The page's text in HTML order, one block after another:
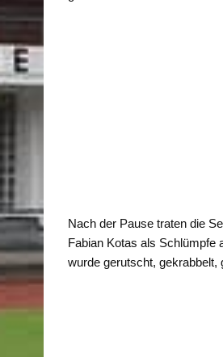
Nach der Pause traten die
Fabian Kotas als Schlümpfe
wurde gerutscht, gekrabbelt,